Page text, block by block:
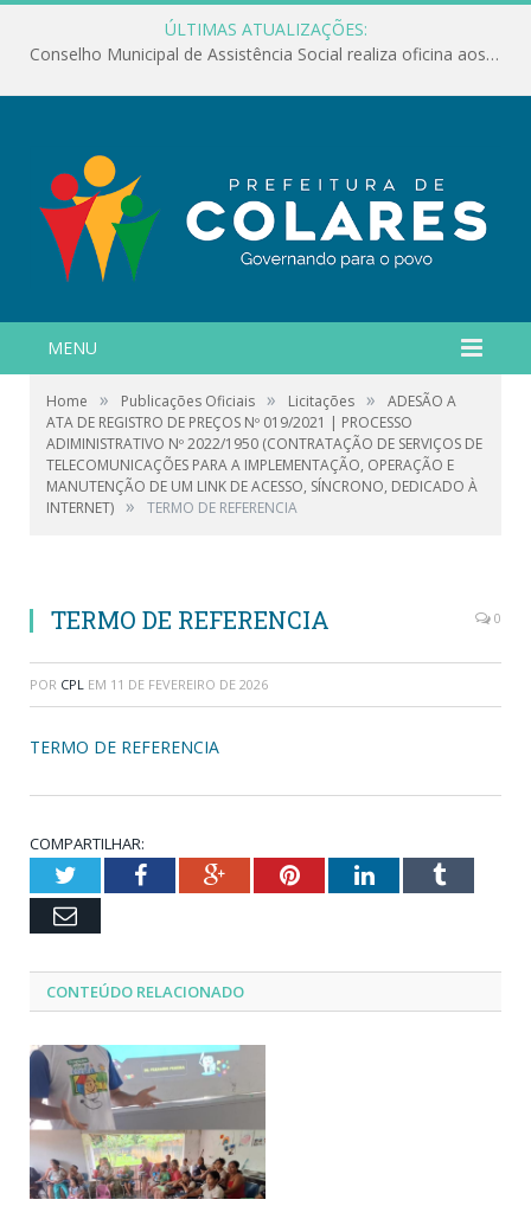
ÚLTIMAS ATUALIZAÇÕES:
Conselho Municipal de Assistência Social realiza oficina aos servidores
MENU
Home » Publicações Oficiais » Licitações »
ADESÃO A
ATA DE REGISTRO DE PREÇOS Nº 019/2021 | PROCESSO
ADIMINISTRATIVO Nº 2022/1950 (CONTRATAÇÃO DE SERVIÇOS DE
TELECOMUNICAÇÕES PARA A IMPLEMENTAÇÃO, OPERAÇÃO E
MANUTENÇÃO DE UM LINK DE ACESSO, SÍNCRONO, DEDICADO À
INTERNET) » TERMO DE REFERENCIA
TERMO DE REFERENCIA 0
POR CPL EM 11 DE FEVEREIRO DE 2026
TERMO DE REFERENCIA
COMPARTILHAR:
TwitterFacebookGoogle+PinterestLinkedInTumblr
Email
CONTEÚDO RELACIONADO